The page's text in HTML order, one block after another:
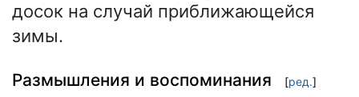
досок на случай приближающейся
зимы.
Размышления и воспоминания [ред.]